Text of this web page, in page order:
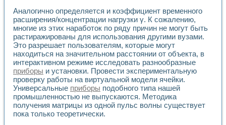
Автоматизация лабораторного стенда по измерению
Автоматизированные лабораторные комплексы для
Виртуальный прибор для исследования нелинейных
Использование виртуальных приборов в процесе
Использование программ ELECTRONICS WORKBENCH-
Лабораторный практикум по дисциплине «Цифровые
Лабораторный практикум по ИНС на основе LabVIEW
Лабораторный практикум по основам теории коммутации
Опыт использования NI LabVIEW для создания
Применение LabVIEW для исследования течения в
Создание виртуальной работы «Изучение магнитных
Обратный маятник
Аналогично определяется и коэффициент временного
расширения/концентрации нагрузки γ. К сожалению,
многие из этих наработок по ряду причин не могут быть
растиражированы для использования другими вузами.
Это разрешает пользователям, которые могут
находиться на значительном расстоянии от объекта, в
интерактивном режиме исследовать разнообразные
приборы и установки. Провести экспериментальную
проверку работы на виртуальной модели ячейки.
Универсальные приборы подобного типа нашей
промышленностью не выпускаются. Методика
получения матрицы из одной пульс волны существует
пока только теоретически.